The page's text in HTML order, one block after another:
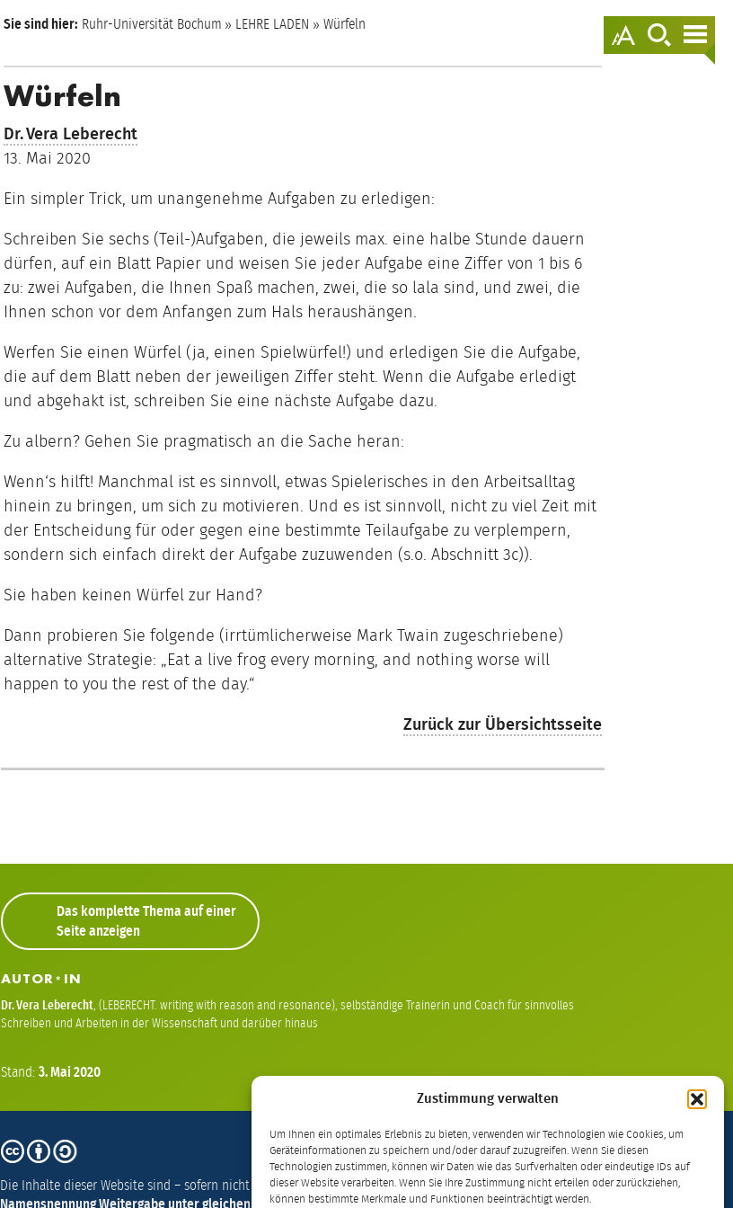
Zustimmung verwalten
Um Ihnen ein optimales Erlebnis zu bieten, verwenden wir Technologien wie Cookies, um
Geräteinformationen zu speichern und/oder darauf zuzugreifen. Wenn Sie diesen
Technologien zustimmen, können wir Daten wie das Surfverhalten oder eindeutige IDs auf
dieser Website verarbeiten. Wenn Sie Ihre Zustimmung nicht erteilen oder zurückziehen,
können bestimmte Merkmale und Funktionen beeinträchtigt werden.
anzeigen
zur
Suche
springen
Sie sind hier: Ruhr-Universität Bochum LEHRE LADEN Würfeln
Würfeln
Dr.Vera Leberecht
13. Mai 2020
Ein simpler Trick, um unangenehme Aufgaben zu erledigen:
Schreiben Sie sechs (Teil-)Aufgaben, die jeweils max. eine halbe Stunde dauern
dürfen, auf ein Blatt Papier und weisen Sie jeder Aufgabe eine Ziffer von 1 bis 6
zu: zwei Aufgaben, die Ihnen Spaß machen, zwei, die so lala sind, und zwei, die
Ihnen schon vor dem Anfangen zum Hals heraushängen.
Werfen Sie einen Würfel (ja, einen Spielwürfel!) und erledigen Sie die Aufgabe,
die auf dem Blatt neben der jeweiligen Ziffer steht. Wenn die Aufgabe erledigt
und abgehakt ist, schreiben Sie eine nächste Aufgabe dazu.
Zu albern? Gehen Sie pragmatisch an die Sache heran:
Wenn‘s hilft! Manchmal ist es sinnvoll, etwas Spielerisches in den Arbeitsalltag
hinein zu bringen, um sich zu motivieren. Und es ist sinnvoll, nicht zu viel Zeit mit
der Entscheidung für oder gegen eine bestimmte Teilaufgabe zu verplempern,
sondern sich einfach direkt der Aufgabe zuzuwenden (s.o. Abschnitt 3c)).
Sie haben keinen Würfel zur Hand?
Dann probieren Sie folgende (irrtümlicherweise Mark Twain zugeschriebene)
alternative Strategie: „Eat a live frog every morning, and nothing worse will
happen to you the rest of the day.“
Zurück zur Übersichtsseite
Das komplette Thema auf einer
Seite anzeigen
AUTOR* IN
Dr.Vera Leberecht, (LEBERECHT. writing with reason and resonance), selbständige Trainerin und Coach für sinnvolles
Schreiben und Arbeiten in der Wissenschaft und darüber hinaus
Stand: 3.Mai 2020
CC
BY-
SA
Die Inhalte dieser Website sind – sofern nicht anders vermerkt – lizenziert unter einerCreative Commons
Namensnennung Weitergabe unter gleichen Bedingungen 4.0 International Lizenz.